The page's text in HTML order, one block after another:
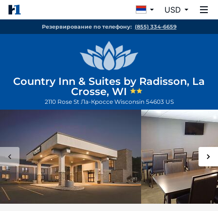
USD
Резервирование по телефону: (855) 334-6659
Country Inn & Suites by Radisson, La
Crosse, WI
2110 Rose St Ла-Кроссе Wisconsin 54603 US